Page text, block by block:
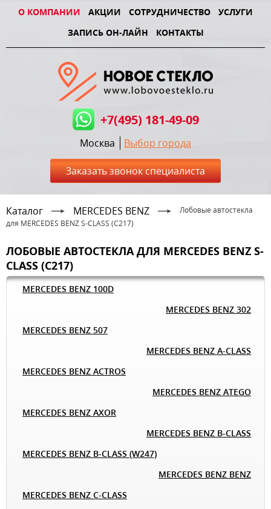
О КОМПАНИИ АКЦИИ СОТРУДНИЧЕСТВО
УСЛУГИ
ЗАПИСЬ ОН-ЛАЙН
КОНТАКТЫ
+7(495) 181-49-09
Москва Выбор города
Заказать звонок специалиста
Каталог MERCEDES BENZ
Лобовые автостекла
для MERCEDES BENZ S-CLASS (C217)
ЛОБОВЫЕ АВТОСТЕКЛА ДЛЯ MERCEDES BENZ S-
CLASS (C217)
MERCEDES BENZ 100D
MERCEDES BENZ 302
MERCEDES BENZ 507
MERCEDES BENZ A-CLASS
MERCEDES BENZ ACTROS
MERCEDES BENZ ATEGO
MERCEDES BENZ AXOR
MERCEDES BENZ B-CLASS
MERCEDES BENZ B-CLASS (W247)
MERCEDES BENZ BENZ
MERCEDES BENZ C-CLASS